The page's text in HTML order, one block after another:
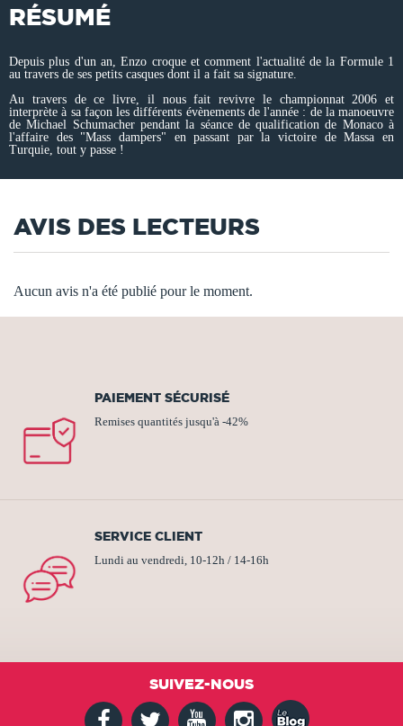
RÉSUMÉ
Depuis plus d'un an, Enzo croque et comment l'actualité de la Formule 1
au travers de ses petits casques dont il a fait sa signature.
Au travers de ce livre, il nous fait revivre le championnat 2006 et
interprète à sa façon les différents évènements de l'année : de la manoeuvre
de Michael Schumacher pendant la séance de qualification de Monaco à
l'affaire des "Mass dampers" en passant par la victoire de Massa en
Turquie, tout y passe !
AVIS DES LECTEURS
Aucun avis n'a été publié pour le moment.
PAIEMENT SÉCURISÉ
Remises quantités jusqu'à -42%
SERVICE CLIENT
Lundi au vendredi, 10-12h / 14-16h
SUIVEZ-NOUS